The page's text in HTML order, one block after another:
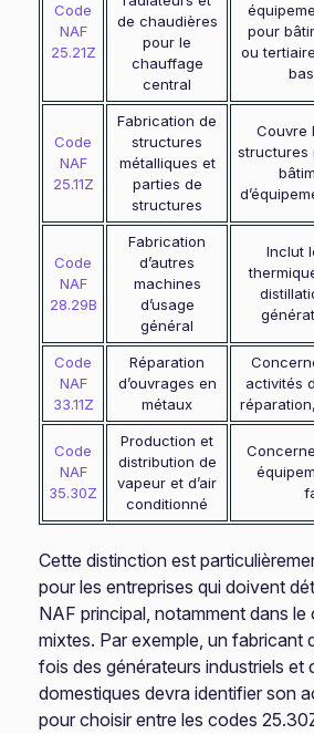
Code
NAF
25.21Z
de chaudières
pour le
chauffage
central
pour
ou
Code
NAF
25.11Z
Fabrication de
structures
métalliques et
parties de
structures
Couvre
structures
Code
NAF
28.29B
Fabrication
d’autres
machines
d’usage
général
Inclut
Code
NAF
33.11Z
Réparation
d’ouvrages en
métaux
activités
Code
NAF
35.30Z
Production et
distribution de
vapeur et d’air
conditionné
Cette distinction est
pour les entreprises qui doivent
NAF principal, notamment dans le
mixtes. Par exemple, un fabricant
fois des générateurs industriels et
domestiques devra identifier son
pour choisir entre les codes